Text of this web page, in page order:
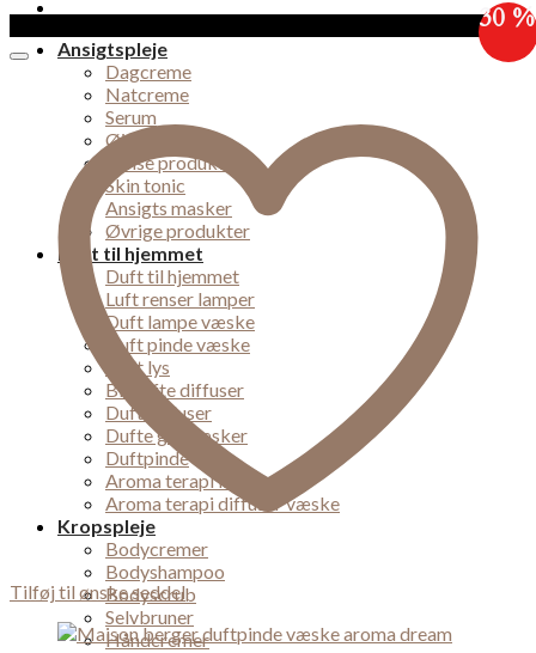
Ansigtspleje
Dagcreme
Natcreme
Serum
Øjencreme
Rense produkter
Skin tonic
Ansigts masker
Øvrige produkter
Duft til hjemmet
Duft til hjemmet
Luft renser lamper
Duft lampe væske
Duft pinde væske
Duft lys
Bil dufte diffuser
Duft diffuser
Dufte gaveæsker
Duftpinde
Aroma terapi lampe
Aroma terapi diffuser væske
Kropspleje
Bodycremer
Bodyshampoo
Bodyscrub
Selvbruner
Håndcremer
Tilføj til ønske seddel
30 %